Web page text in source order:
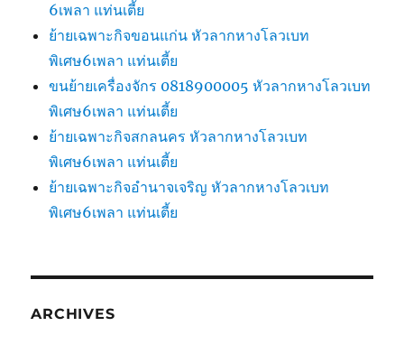
6เพลา แท่นเตี้ย
ย้ายเฉพาะกิจขอนแก่น หัวลากหางโลวเบท
พิเศษ6เพลา แท่นเตี้ย
ขนย้ายเครื่องจักร 0818900005 หัวลากหางโลวเบท
พิเศษ6เพลา แท่นเตี้ย
ย้ายเฉพาะกิจสกลนคร หัวลากหางโลวเบท
พิเศษ6เพลา แท่นเตี้ย
ย้ายเฉพาะกิจอำนาจเจริญ หัวลากหางโลวเบท
พิเศษ6เพลา แท่นเตี้ย
ARCHIVES